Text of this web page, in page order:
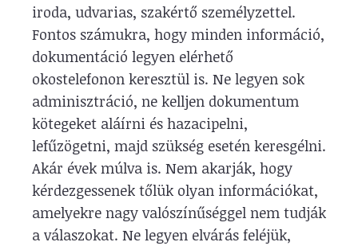
iroda, udvarias, szakértő személyzettel.
Fontos számukra, hogy minden információ,
dokumentáció legyen elérhető
okostelefonon keresztül is. Ne legyen sok
adminisztráció, ne kelljen dokumentum
kötegeket aláírni és hazacipelni,
lefűzögetni, majd szükség esetén keresgélni.
Akár évek múlva is. Nem akarják, hogy
kérdezgessenek tőlük olyan információkat,
amelyekre nagy valószínűséggel nem tudják
a válaszokat. Ne legyen elvárás feléjük,